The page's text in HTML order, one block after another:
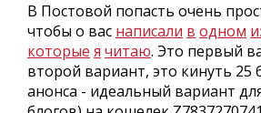
В Постовой попасть очень
чтобы о вас написали в одном
которые я читаю. Это первый
второй вариант, это кинуть 25
анонса - идеальный вариант